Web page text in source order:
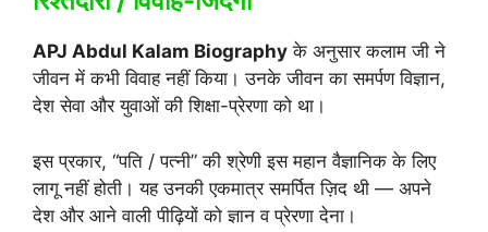
APJ Abdul Kalam Biography के अनुसार कलाम जी ने
जीवन में कभी विवाह नहीं किया। उनके जीवन का समर्पण विज्ञान,
देश सेवा और युवाओं की शिक्षा-प्रेरणा को था।
इस प्रकार, “पति / पत्नी” की श्रेणी इस महान वैज्ञानिक के लिए
लागू नहीं होती। यह उनकी एकमात्र समर्पित ज़िद थी — अपने
देश और आने वाली पीढ़ियों को ज्ञान व प्रेरणा देना।